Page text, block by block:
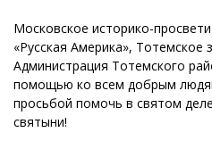
Московское историко-
«Русская Америка», Тотемское
Администрация Тотемского
помощью ко всем добрым
просьбой помочь в святом
святыни!